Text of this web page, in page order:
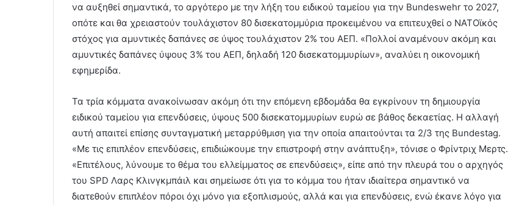
να αυξηθεί σημαντικά, το αργότερο με την λήξη του ειδικού ταμείου για την Bundeswehr το 2027,
οπότε και θα χρειαστούν τουλάχιστον 80 δισεκατομμύρια προκειμένου να επιτευχθεί ο ΝΑΤΟϊκός
στόχος για αμυντικές δαπάνες σε ύψος τουλάχιστον 2% του ΑΕΠ. «Πολλοί αναμένουν ακόμη και
αμυντικές δαπάνες ύψους 3% του ΑΕΠ, δηλαδή 120 δισεκατομμυρίων», αναλύει η οικονομική
εφημερίδα.
Τα τρία κόμματα ανακοίνωσαν ακόμη ότι την επόμενη εβδομάδα θα εγκρίνουν τη δημιουργία
ειδικού ταμείου για επενδύσεις, ύψους 500 δισεκατομμυρίων ευρώ σε βάθος δεκαετίας. Η αλλαγή
αυτή απαιτεί επίσης συνταγματική μεταρρύθμιση για την οποία απαιτούνται τα 2/3 της Bundestag.
«Με τις επιπλέον επενδύσεις, επιδιώκουμε την επιστροφή στην ανάπτυξη», τόνισε ο Φρίντριχ Μερτς.
«Επιτέλους, λύνουμε το θέμα του ελλείμματος σε επενδύσεις», είπε από την πλευρά του ο αρχηγός
του SPD Λαρς Κλινγκμπάιλ και σημείωσε ότι για το κόμμα του ήταν ιδιαίτερα σημαντικό να
διατεθούν επιπλέον πόροι όχι μόνο για εξοπλισμούς, αλλά και για επενδύσεις, ενώ έκανε λόγο για